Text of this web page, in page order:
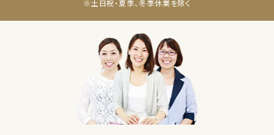
※土日祝・夏季、冬季休業を除く